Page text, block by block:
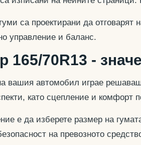
са проектирани да
управление и баланс.
165/70R13 -
вашия автомобил играе
като сцепление и комфорт
е да изберете размер на
на превозното